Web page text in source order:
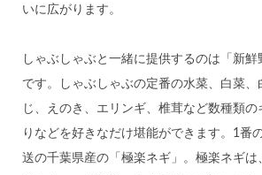
いに広がります。
しゃぶしゃぶと一緒に提供するのは「新鮮
です。しゃぶしゃぶの定番の水菜、白菜、
じ、えのき、エリンギ、椎茸など数種類の
りなどを好きなだけ堪能ができます。1番
送の千葉県産の「極楽ネギ」。極楽ネギは